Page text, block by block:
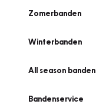
Zomerbanden
Winterbanden
All season banden
Bandenservice